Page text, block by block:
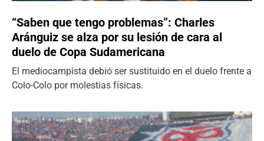
“Saben que tengo problemas”: Charles
Aránguiz se alza por su lesión de cara al
duelo de Copa Sudamericana
El mediocampista debió ser sustituido en el duelo frente a
Colo-Colo por molestias físicas.